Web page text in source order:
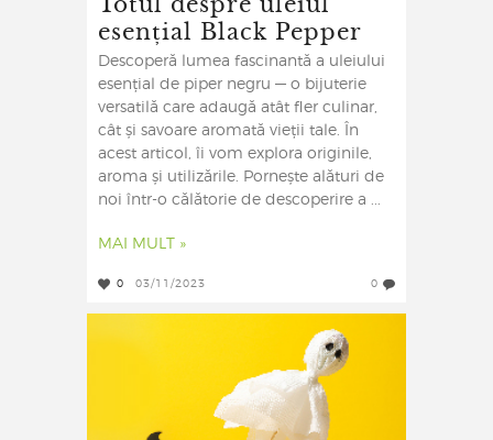
esențial Black Pepper
Descoperă lumea fascinantă a uleiului
esențial de piper negru — o bijuterie
versatilă care adaugă atât fler culinar,
cât și savoare aromată vieții tale. În
acest articol, îi vom explora originile,
aroma și utilizările. Pornește alături de
noi într-o călătorie de descoperire a ...
MAI MULT »
0 03/11/2023 0